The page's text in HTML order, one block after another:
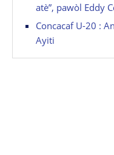
atè”, pawòl Eddy
Concacaf U-20 :
Ayiti